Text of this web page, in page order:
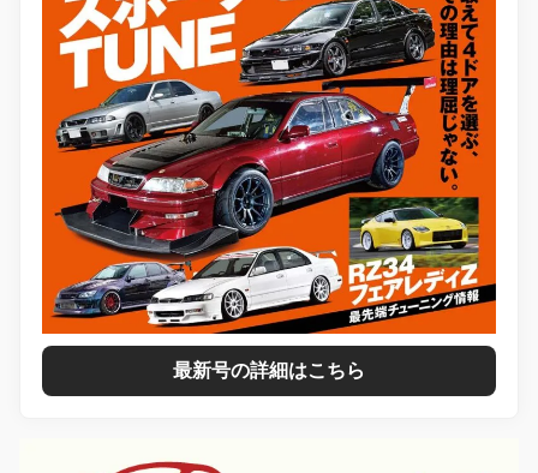
最新号の詳細はこちら